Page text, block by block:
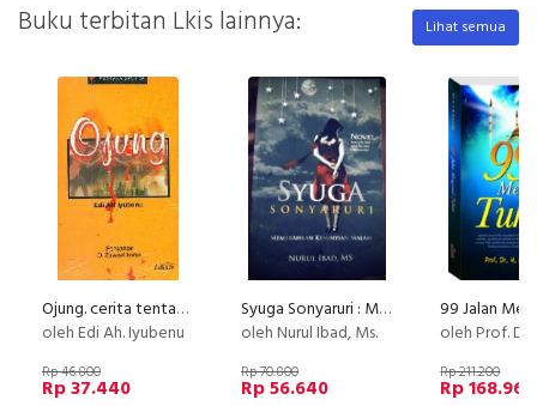
Buku terbitan Lkis lainnya: Lihat semua
Ojung. cerita tentang hujan
oleh Edi Ah. Iyubenu
Rp 46.800
Rp 37.440
Syuga Sonyaruri : Memerahkan Kesunyian Malam
oleh Nurul Ibad, Ms.
Rp 70.800
Rp 56.640
oleh Prof. Dr. HM.
Rp 211.200
Rp 168.960